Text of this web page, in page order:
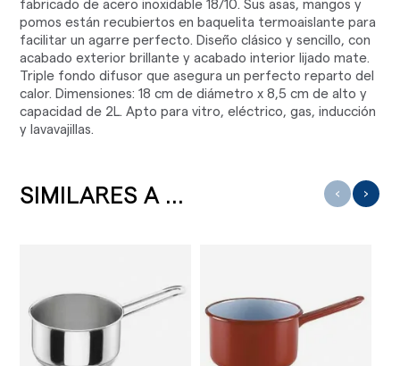
fabricado de acero inoxidable 18/10. Sus asas, mangos y
pomos están recubiertos en baquelita termoaislante para
facilitar un agarre perfecto. Diseño clásico y sencillo, con
acabado exterior brillante y acabado interior lijado mate.
Triple fondo difusor que asegura un perfecto reparto del
calor. Dimensiones: 18 cm de diámetro x 8,5 cm de alto y
capacidad de 2L. Apto para vitro, eléctrico, gas, inducción
y lavavajillas.
SIMILARES A ... ‹ ›